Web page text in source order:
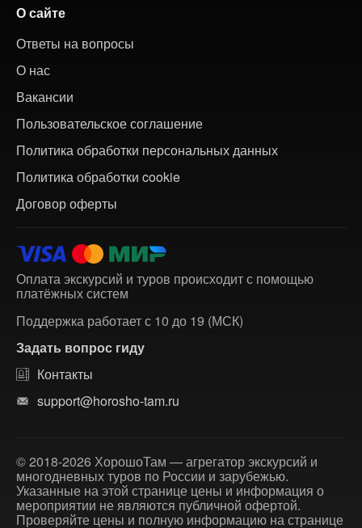
О сайте
Ответы на вопросы
О нас
Вакансии
Пользовательское соглашение
Политика обработки персональных данных
Политика обработки cookie
Договор оферты
Оплата экскурсий и туров происходит с помощью
платёжных систем
Поддержка работает с 10 до 19 (МСК)
Задать вопрос гиду
Контакты
support@horosho-tam.ru
© 2018-2026 ХорошоТам — агрегатор экскурсий и
многодневных туров по России и зарубежью.
Указанные на этой странице цены и информация о
мероприятии не являются публичной офертой.
Проверяйте цены и полную информацию на странице